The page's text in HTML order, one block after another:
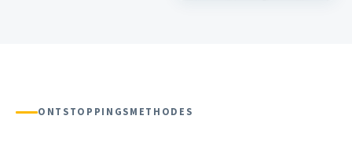
ONTSTOPPINGSMETHODES